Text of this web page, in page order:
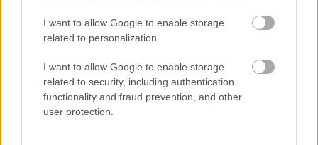
I want to allow Google to enable storage
related to personalization.
I want to allow Google to enable storage
related to security, including authentication
functionality and fraud prevention, and other
user protection.
87 éves felesége a Grange idősek otthonában volt, és
fogalma sem volt arról, hogy férje meglátogatja, és